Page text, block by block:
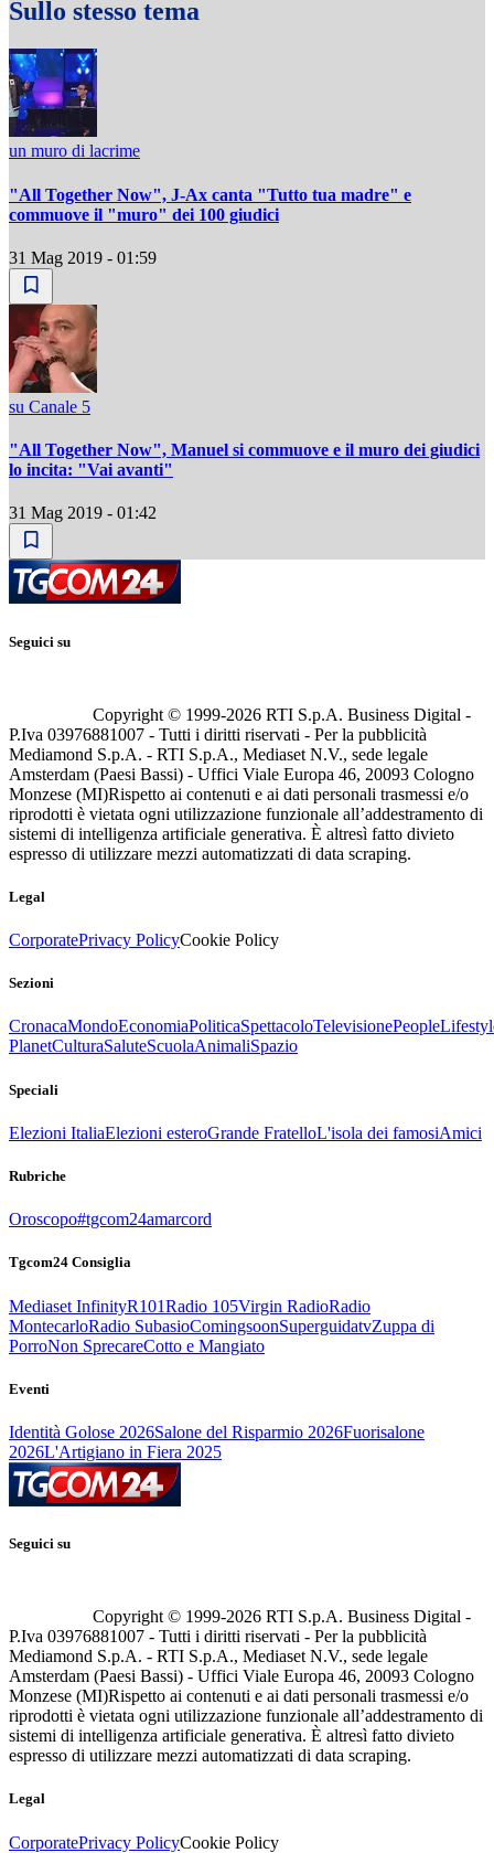
Sullo stesso tema
un muro di lacrime
"All Together Now", J-Ax canta "Tutto tua madre" e
commuove il "muro" dei 100 giudici
31 Mag 2019 - 01:59
su Canale 5
"All Together Now", Manuel si commuove e il muro dei giudici
lo incita: "Vai avanti"
31 Mag 2019 - 01:42
Seguici su
Copyright © 1999-2026 RTI S.p.A. Business Digital -
P.Iva 03976881007 - Tutti i diritti riservati - Per la pubblicità
Mediamond S.p.A. - RTI S.p.A., Mediaset N.V., sede legale
Amsterdam (Paesi Bassi) - Uffici Viale Europa 46, 20093 Cologno
Monzese (MI)Rispetto ai contenuti e ai dati personali trasmessi e/o
riprodotti è vietata ogni utilizzazione funzionale all’addestramento di
sistemi di intelligenza artificiale generativa. È altresì fatto divieto
espresso di utilizzare mezzi automatizzati di data scraping.
Legal
CorporatePrivacy PolicyCookie Policy
Sezioni
CronacaMondoEconomiaPoliticaSpettacoloTelevisionePeople
PlanetCulturaSaluteScuolaAnimaliSpazio
Speciali
Elezioni ItaliaElezioni esteroGrande FratelloL'isola dei famosiAmici
Rubriche
Oroscopo#tgcom24amarcord
Tgcom24 Consiglia
Mediaset InfinityR101Radio 105Virgin RadioRadio
MontecarloRadio SubasioComingsoonSuperguidatvZuppa di
PorroNon SprecareCotto e Mangiato
Eventi
Identità Golose 2026Salone del Risparmio 2026Fuorisalone
2026L'Artigiano in Fiera 2025
Seguici su
Copyright © 1999-2026 RTI S.p.A. Business Digital -
P.Iva 03976881007 - Tutti i diritti riservati - Per la pubblicità
Mediamond S.p.A. - RTI S.p.A., Mediaset N.V., sede legale
Amsterdam (Paesi Bassi) - Uffici Viale Europa 46, 20093 Cologno
Monzese (MI)Rispetto ai contenuti e ai dati personali trasmessi e/o
riprodotti è vietata ogni utilizzazione funzionale all’addestramento di
sistemi di intelligenza artificiale generativa. È altresì fatto divieto
espresso di utilizzare mezzi automatizzati di data scraping.
Legal
CorporatePrivacy PolicyCookie Policy